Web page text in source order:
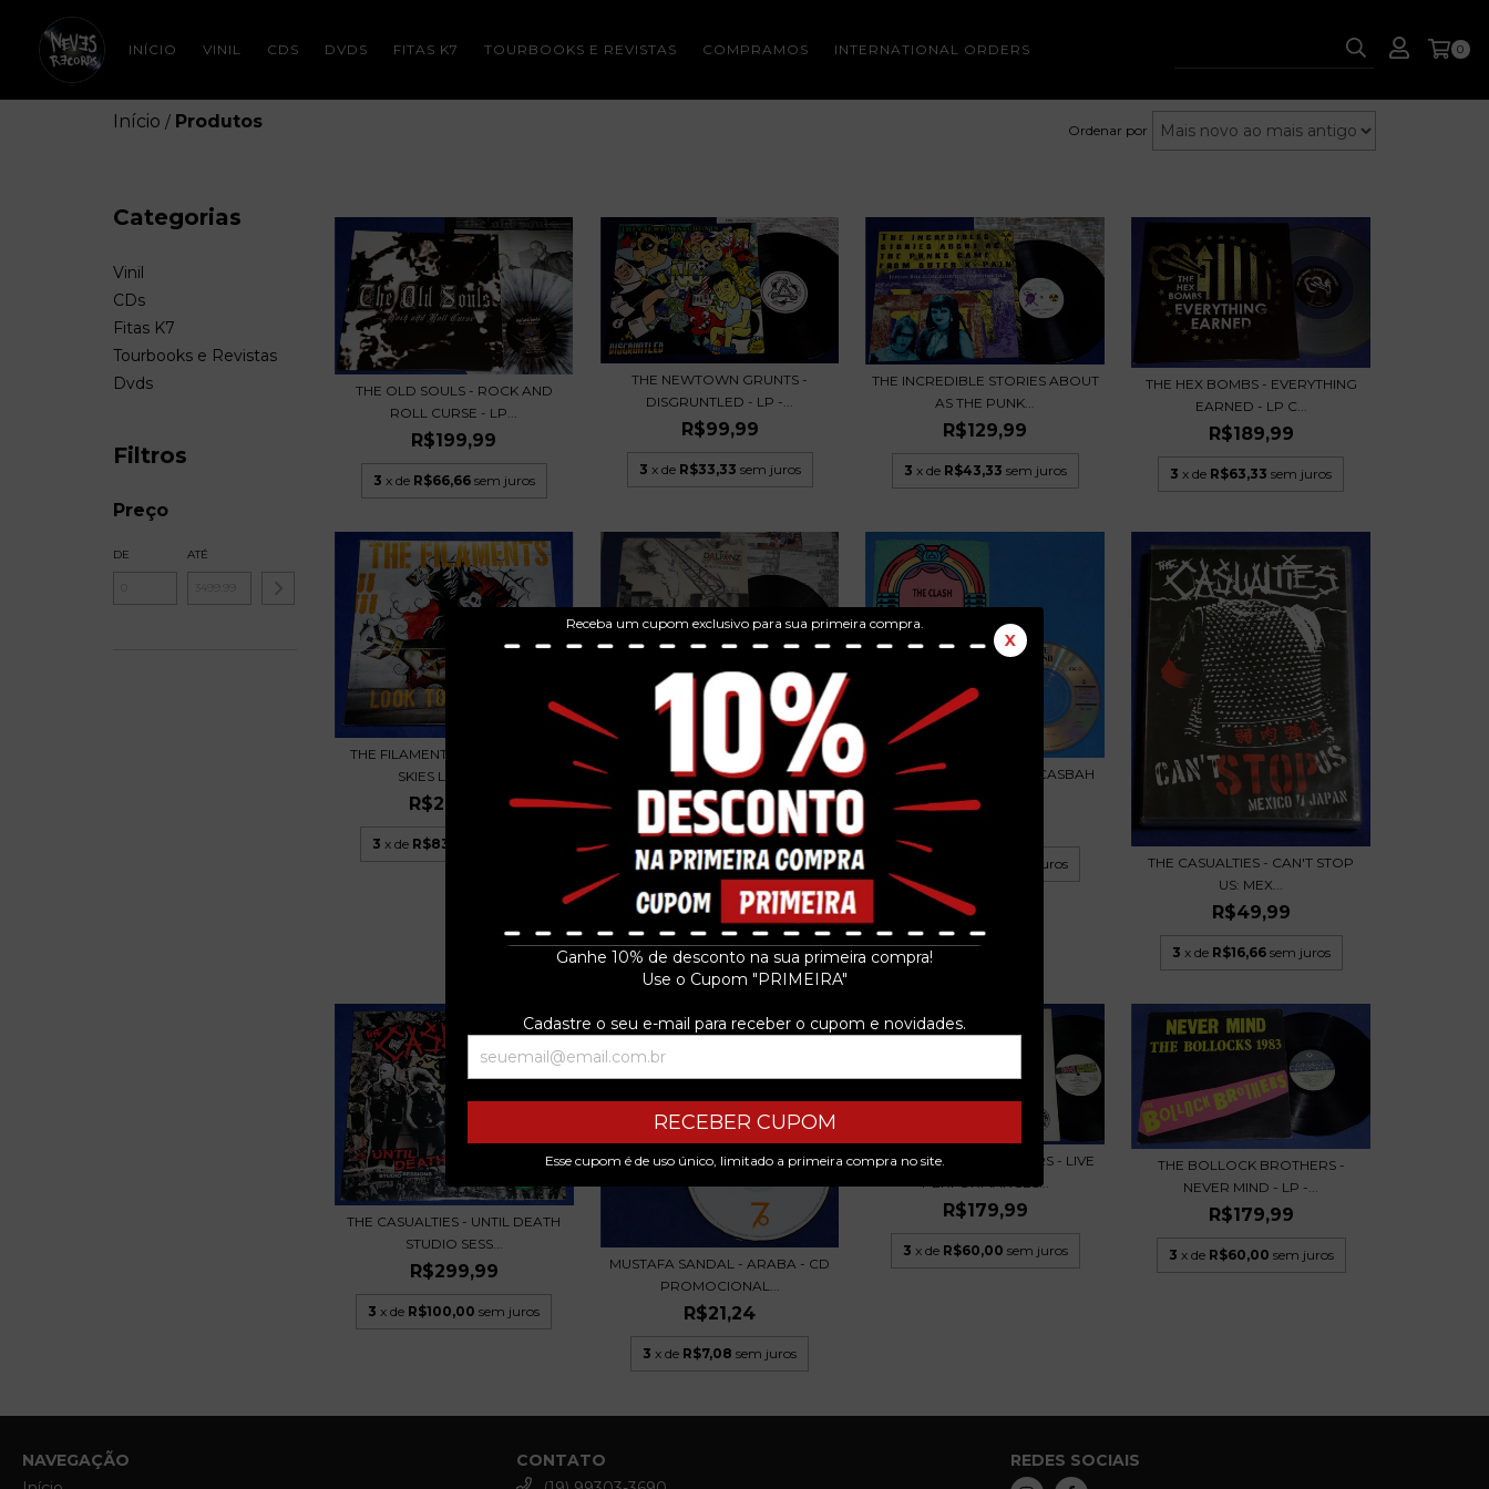
Receba um cupom exclusivo para sua primeira compra.
X
Ganhe 10% de desconto na sua primeira compra!
Use o Cupom "PRIMEIRA"
Cadastre o seu e-mail para receber o cupom e novidades.
RECEBER CUPOM
Esse cupom é de uso único, limitado a primeira compra no site.
INÍCIO VINIL CDS DVDS FITAS K7 TOURBOOKS E REVISTAS COMPRAMOS INTERNATIONAL ORDERS 0
Início / Produtos Ordenar por
Categorias
Vinil
CDs
Fitas K7
Tourbooks e Revistas
Dvds
Filtros
Preço
DE ATÉ
THE OLD SOULS - ROCK AND
ROLL CURSE - LP...
R$199,99
3 x de R$66,66 sem juros
THE NEWTOWN GRUNTS -
DISGRUNTLED - LP -...
R$99,99
3 x de R$33,33 sem juros
THE INCREDIBLE STORIES ABOUT
AS THE PUNK...
R$129,99
3 x de R$43,33 sem juros
THE HEX BOMBS - EVERYTHING
EARNED - LP C...
R$189,99
3 x de R$63,33 sem juros
THE FILAMENTS -LOOK TO THE
SKIES LP AMAR...
R$249,99
3 x de R$83,33
THE DALTONZ - SUEDEHEAD
ROCK - LP - 2011...
x deR$60,00 sem juros
THE CLASH - ROCK THE CASBAH
- CD 3 - USA...
sem juros
THE CASUALTIES - CAN'T STOP
US: MEX...
R$49,99
3 x de R$16,66 sem juros
THE CASUALTIES - UNTIL DEATH
STUDIO SESS...
R$299,99
3 x de R$100,00 sem juros
MUSTAFA SANDAL - ARABA - CD
PROMOCIONAL...
R$21,24
3 x de R$7,08 sem juros
THE BOLLOCK BROTHERS - LIVE
PERFORMANCES...
R$179,99
3 x de R$60,00 sem juros
THE BOLLOCK BROTHERS -
NEVER MIND - LP -...
R$179,99
3 x de R$60,00 sem juros
NAVEGAÇÃO
CONTATO
REDES SOCIAIS